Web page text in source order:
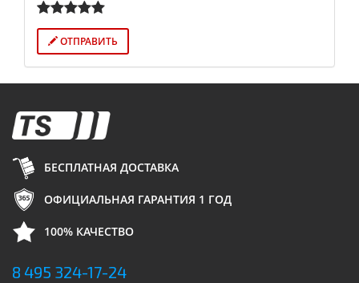
ОТПРАВИТЬ
БЕСПЛАТНАЯ ДОСТАВКА
ОФИЦИАЛЬНАЯ ГАРАНТИЯ 1 ГОД
100% КАЧЕСТВО
8 495 324-17-24